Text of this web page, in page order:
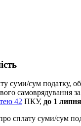
суми/сум податку,
42 ПКУ, до 1
сплату суми/сум